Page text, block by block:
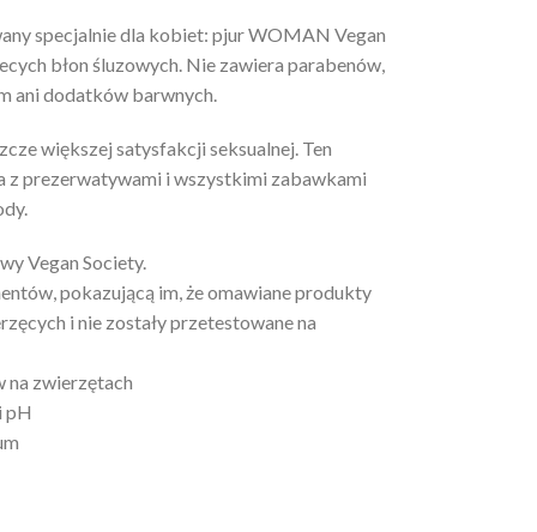
specjalnie dla kobiet: pjur WOMAN Vegan
błon śluzowych. Nie zawiera parabenów,
ani dodatków barwnych.
większej satysfakcji seksualnej. Ten
prezerwatywami i wszystkimi zabawkami
Vegan Society.
pokazującą im, że omawiane produkty
i nie zostały przetestowane na
na zwierzętach
pH